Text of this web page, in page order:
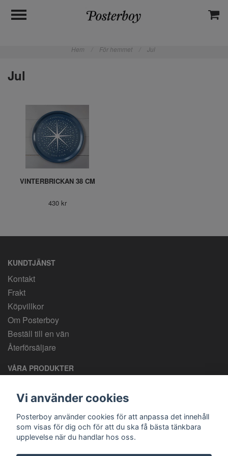
Hem För hemmet Jul
Jul
VINTERBRICKAN 38 CM
430 kr
KUNDTJÄNST
Kontakt
Frakt
Köpvillkor
Om Posterboy
Beställ till en vän
Återförsäljare
VÅRA PRODUKTER
över 800 kronor.
Vi använder cookies
Posterboy använder cookies för att anpassa det innehåll
som visas för dig och för att du ska få bästa tänkbara
upplevelse när du handlar hos oss.